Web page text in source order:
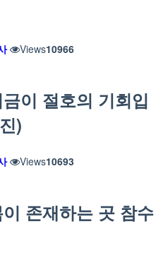
Views10966
이 절호의 기회입
)
Views10693
존재하는 곳 참수